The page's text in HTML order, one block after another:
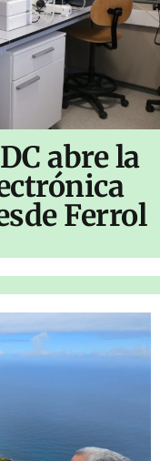
abre la
Ferrol